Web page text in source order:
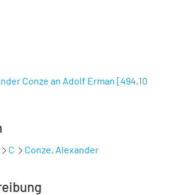
Conze an Adolf Erman [494,10
C Conze, Alexander